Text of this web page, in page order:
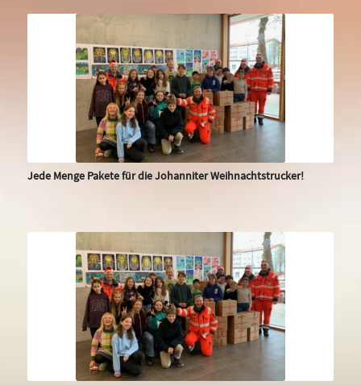
Jede Menge Pakete für die Johanniter Weihnachtstrucker!